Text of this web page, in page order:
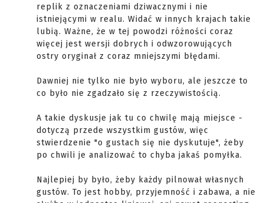
replik z oznaczeniami dziwacznymi i nie
istniejącymi w realu. Widać w innych krajach takie
lubią. Ważne, że w tej powodzi różności coraz
więcej jest wersji dobrych i odwzorowujących
ostry oryginał z coraz mniejszymi błędami.
Dawniej nie tylko nie było wyboru, ale jeszcze to
co było nie zgadzało się z rzeczywistością.
A takie dyskusje jak tu co chwilę mają miejsce -
dotyczą przede wszystkim gustów, więc
stwierdzenie "o gustach się nie dyskutuje", żeby
po chwili je analizować to chyba jakaś pomyłka.
Najlepiej by było, żeby każdy pilnował własnych
gustów. To jest hobby, przyjemność i zabawa, a nie